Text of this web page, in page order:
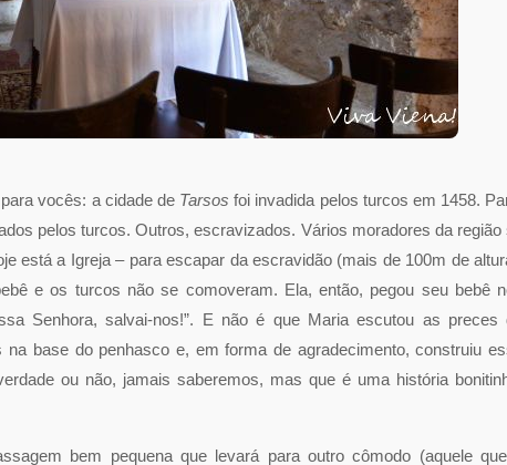
vocês: a cidade de Tarsosfoi invadida pelos turcos em 1458.
pelos turcos. Outros, escravizados. Vários moradores da região
está a Igreja – para escapar da escravidão (mais de 100m de
e os turcos não se comoveram. Ela, então, pegou seu bebê
Senhora, salvai-nos!”. E não é que Maria escutou as preces
base do penhasco e, em forma de agradecimento, construiu
ou não, jamais saberemos, mas que é uma história
bem pequena que levará para outro cômodo (aquele